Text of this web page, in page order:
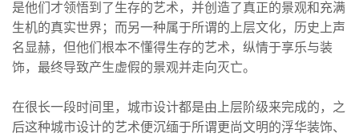
是他们才领悟到了生存的艺术，并创造了真正的景观和充满
生机的真实世界；而另一种属于所谓的上层文化，历史上声
名显赫，但他们根本不懂得生存的艺术，纵情于享乐与装
饰，最终导致产生虚假的景观并走向灭亡。
在很长一段时间里，城市设计都是由上层阶级来完成的，之
后这种城市设计的艺术便沉缅于所谓更尚文明的浮华装饰、